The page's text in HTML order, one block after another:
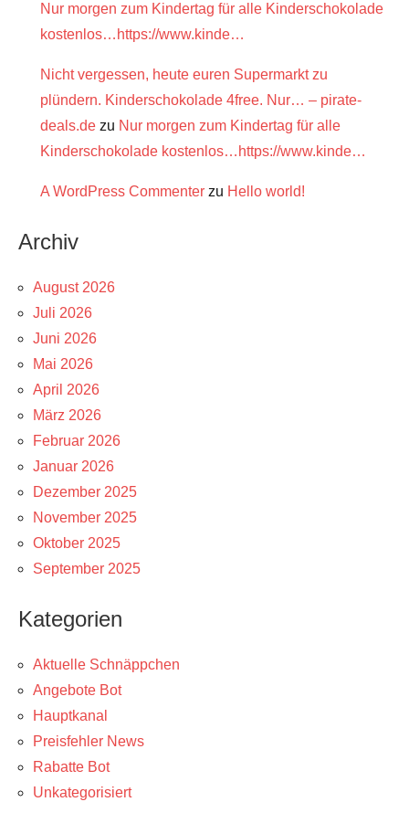
Nur morgen zum Kindertag für alle Kinderschokolade
kostenlos…https://www.kinde…
Nicht vergessen, heute euren Supermarkt zu
plündern. Kinderschokolade 4free. Nur… – pirate-
deals.de zu Nur morgen zum Kindertag für alle
Kinderschokolade kostenlos…https://www.kinde…
A WordPress Commenter zu Hello world!
Archiv
August 2026
Juli 2026
Juni 2026
Mai 2026
April 2026
März 2026
Februar 2026
Januar 2026
Dezember 2025
November 2025
Oktober 2025
September 2025
Kategorien
Aktuelle Schnäppchen
Angebote Bot
Hauptkanal
Preisfehler News
Rabatte Bot
Unkategorisiert